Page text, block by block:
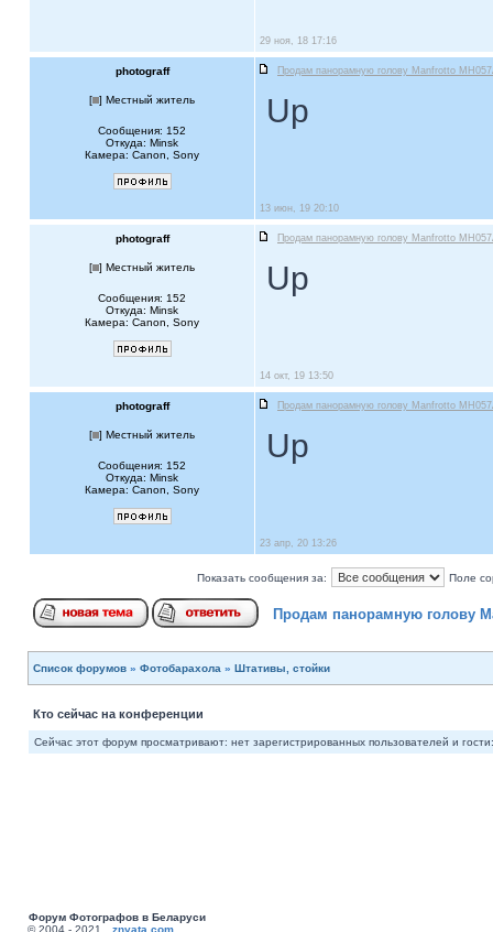
29 ноя, 18 17:16
photograff Продам панорамную голову Manfrotto
[ ] Местный житель
Сообщения: 152
Откуда: Minsk
Камера: Canon, Sony
Up
13 июн, 19 20:10
photograff Продам панорамную голову Manfrotto
[ ] Местный житель
Сообщения: 152
Откуда: Minsk
Камера: Canon, Sony
Up
14 окт, 19 13:50
photograff Продам панорамную голову Manfrotto
[ ] Местный житель
Сообщения: 152
Откуда: Minsk
Камера: Canon, Sony
Up
23 апр, 20 13:26
Показать сообщения за: Поле
Продам панорамную голову
Список форумов » Фотобарахола » Штативы, стойки
Кто сейчас на конференции
Сейчас этот форум просматривают: нет зарегистрированных пользователей и
Форум Фотографов в Беларуси
© 2004 - 2021 znyata.com